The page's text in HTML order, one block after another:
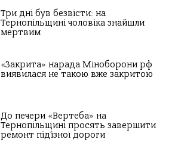
Три дні був безвісти: на
Тернопільщині чоловіка знайшли
мертвим
«Закрита» нарада Міноборони рф
виявилася не такою вже закритою
До печери «Вертеба» на
Тернопільщині просять завершити
ремонт під’їзної дороги